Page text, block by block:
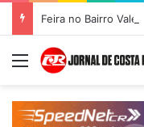
Menu